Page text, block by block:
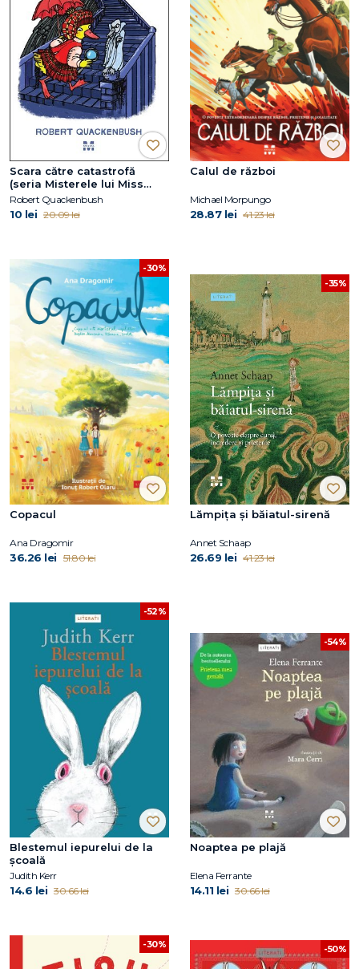
Scara către catastrofă
(seria Misterele lui Miss
Mallard)
Robert Quackenbush
10 lei 20.09 lei
Calul de război
Michael Morpungo
28.87 lei 41.23 lei
-30%
Copacul
Ana Dragomir
36.26 lei 51.80 lei
-35%
Lămpița și băiatul-sirenă
Annet Schaap
26.69 lei 41.23 lei
-52%
Blestemul iepurelui de la
școală
Judith Kerr
14.6 lei 30.66 lei
-54%
Noaptea pe plajă
Elena Ferrante
14.11 lei 30.66 lei
-30% -50%